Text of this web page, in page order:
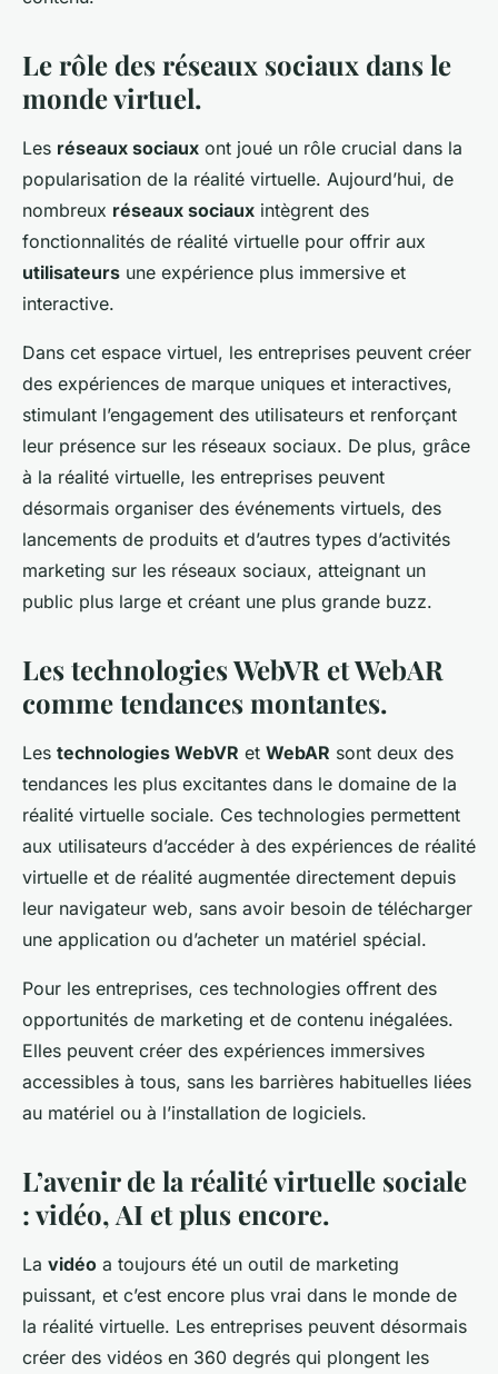
Le rôle des réseaux sociaux dans le
monde virtuel.
Les réseaux sociaux ont joué un rôle crucial dans la
popularisation de la réalité virtuelle. Aujourd’hui, de
nombreux réseaux sociaux intègrent des
fonctionnalités de réalité virtuelle pour offrir aux
utilisateurs une expérience plus immersive et
interactive.
Dans cet espace virtuel, les entreprises peuvent créer
des expériences de marque uniques et interactives,
stimulant l’engagement des utilisateurs et renforçant
leur présence sur les réseaux sociaux. De plus, grâce
à la réalité virtuelle, les entreprises peuvent
désormais organiser des événements virtuels, des
lancements de produits et d’autres types d’activités
marketing sur les réseaux sociaux, atteignant un
public plus large et créant une plus grande buzz.
Les technologies WebVR et WebAR
comme tendances montantes.
Les technologies WebVR et WebAR sont deux des
tendances les plus excitantes dans le domaine de la
réalité virtuelle sociale. Ces technologies permettent
aux utilisateurs d’accéder à des expériences de réalité
virtuelle et de réalité augmentée directement depuis
leur navigateur web, sans avoir besoin de télécharger
une application ou d’acheter un matériel spécial.
Pour les entreprises, ces technologies offrent des
opportunités de marketing et de contenu inégalées.
Elles peuvent créer des expériences immersives
accessibles à tous, sans les barrières habituelles liées
au matériel ou à l’installation de logiciels.
L’avenir de la réalité virtuelle sociale
: vidéo, AI et plus encore.
La vidéo a toujours été un outil de marketing
puissant, et c’est encore plus vrai dans le monde de
la réalité virtuelle. Les entreprises peuvent désormais
créer des vidéos en 360 degrés qui plongent les